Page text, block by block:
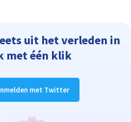
uit het verleden in
met één klik
met Twitter